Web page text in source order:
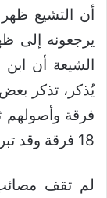
يرجعونه إلى
الشيعة أن
فرقة وأصولهم
18 فرقة وقد تبرأ أهل البيت منهم.
لم تقف